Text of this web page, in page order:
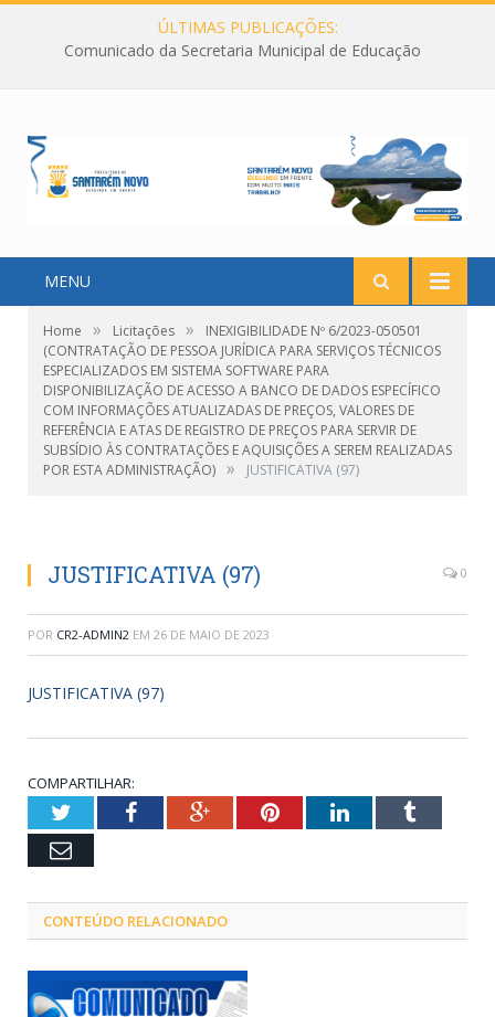
ÚLTIMAS PUBLICAÇÕES:
Comunicado da Secretaria Municipal de Educação
MENU
Home » Licitações »
INEXIGIBILIDADE Nº 6/2023-050501
(CONTRATAÇÃO DE PESSOA JURÍDICA PARA SERVIÇOS TÉCNICOS
ESPECIALIZADOS EM SISTEMA SOFTWARE PARA
DISPONIBILIZAÇÃO DE ACESSO A BANCO DE DADOS ESPECÍFICO
COM INFORMAÇÕES ATUALIZADAS DE PREÇOS, VALORES DE
REFERÊNCIA E ATAS DE REGISTRO DE PREÇOS PARA SERVIR DE
SUBSÍDIO ÀS CONTRATAÇÕES E AQUISIÇÕES A SEREM REALIZADAS
POR ESTA ADMINISTRAÇÃO) » JUSTIFICATIVA (97)
JUSTIFICATIVA (97) 0
POR CR2-ADMIN2 EM 26 DE MAIO DE 2023
JUSTIFICATIVA (97)
COMPARTILHAR:
TwitterFacebookGoogle+PinterestLinkedInTumblr
Email
CONTEÚDO RELACIONADO